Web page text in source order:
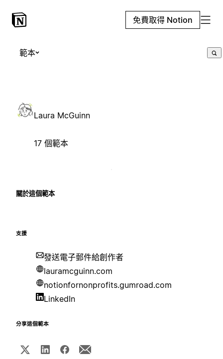
免費取得 Notion
範本
Laura McGuinn
17 個範本
關於這個範本
支援
發送電子郵件給創作者
lauramcguinn.com
notionfornonprofits.gumroad.com
LinkedIn
分享這個範本